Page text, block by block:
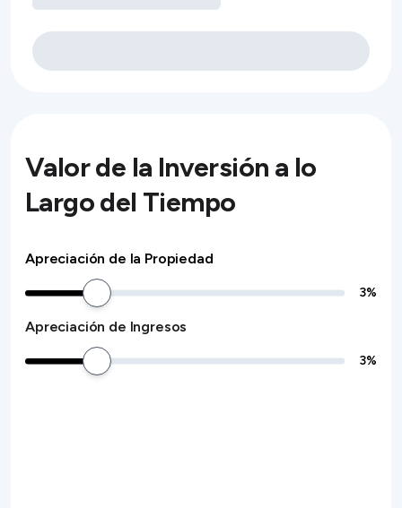
Valor de la Inversión a lo
Largo del Tiempo
Apreciación de la Propiedad
3%
Apreciación de Ingresos
3%